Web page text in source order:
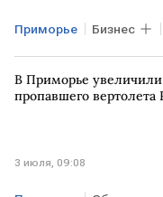
Приморье Бизнес
РОССИЯ
В Приморье увеличили
пропавшего вертолета
3 июля, 09:08